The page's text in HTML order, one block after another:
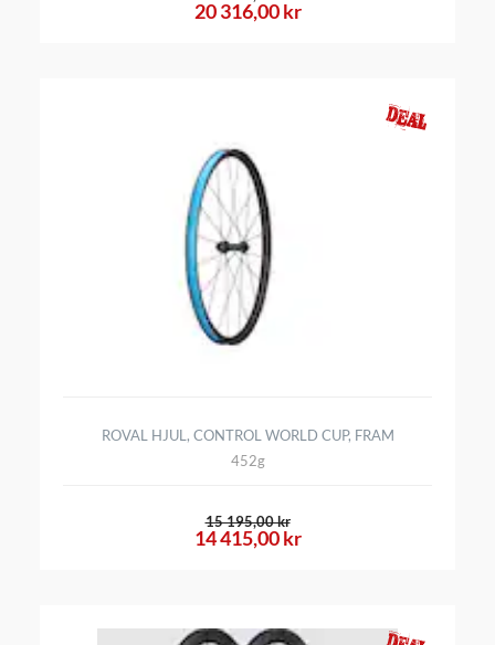
20 316,00 kr
ROVAL HJUL, CONTROL WORLD CUP, FRAM
452g
14 415,00 kr
15 195,00 kr